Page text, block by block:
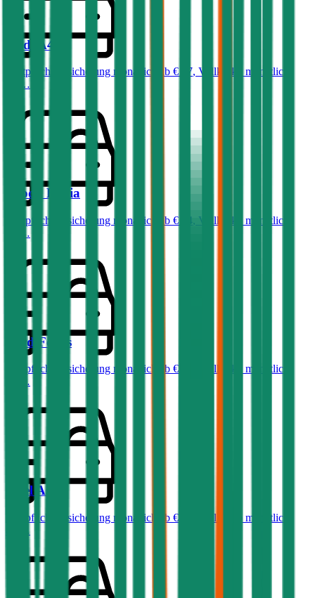
Audi A4
Haftpflichtversicherung monatlich ab € 87, Vollkasko monatlich
ab …
Skoda Fabia
Haftpflichtversicherung monatlich ab € 34, Vollkasko monatlich
ab …
Ford Focus
Haftpflichtversicherung monatlich ab € 32
Vollkasko monatlich
ab …
Opel Astra
Haftpflichtversicherung monatlich ab € 36
Vollkasko monatlich